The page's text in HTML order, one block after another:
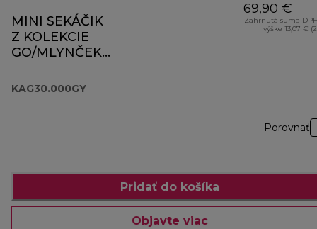
MINI SEKÁČIK
Z KOLEKCIE
GO/MLYNČEK
KAG30.000GY
69,90 €
Zahrnutá suma
výške 13,07 €
Porovnať
Pridať do košíka
Objavte viac